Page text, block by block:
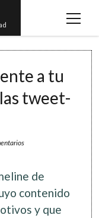
open
a tu
tweet-
de
contenido
y que